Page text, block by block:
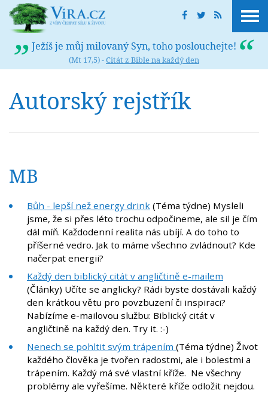
Ježíš je můj milovaný Syn, toho poslouchejte!
(Mt 17,5) -Citát z Bible na každý den
Autorský rejstřík
MB
Bůh - lepší než energy drink (Téma týdne) Mysleli
jsme, že si přes léto trochu odpočineme, ale sil je čím
dál míň. Každodenní realita nás ubíjí. A do toho to
příšerné vedro. Jak to máme všechno zvládnout? Kde
načerpat energii?
Každý den biblický citát v angličtině e-mailem
(Články) Učíte se anglicky? Rádi byste dostávali každý
den krátkou větu pro povzbuzení či inspiraci?
Nabízíme e-mailovou službu: Biblický citát v
angličtině na každý den. Try it. :-)
Nenech se pohltit svým trápením (Téma týdne) Život
každého člověka je tvořen radostmi, ale i bolestmi a
trápením. Každý má své vlastní kříže. Ne všechny
problémy ale vyřešíme. Některé kříže odložit nejdou.